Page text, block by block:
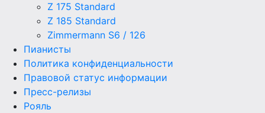
Z 175 Standard
Z 185 Standard
Zimmermann S6 / 126
Пианисты
Политика конфиденциальности
Правовой статус информации
Пресс-релизы
Рояль